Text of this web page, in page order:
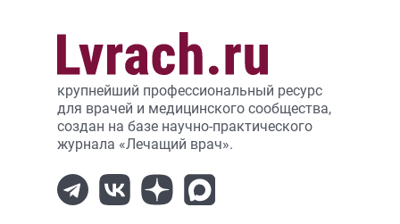
крупнейший профессиональный ресурс
для врачей и медицинского сообщества,
создан на базе научно-практического
журнала «Лечащий врач».